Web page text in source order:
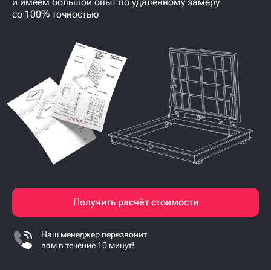
Конструкторский отдел с 3-мя инженерами
с опытом > 5 лет
Изготовим ревизионный
напольный люк под ваши
потребности и размеры
индивидуально под заказ
— изготавливаем самые нестандартные решения